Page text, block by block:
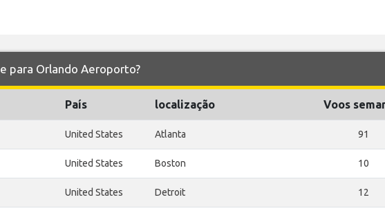
para Orlando Aeroporto?
País localização Voos
United States Atlanta 91
United States Boston 10
United States Detroit 12